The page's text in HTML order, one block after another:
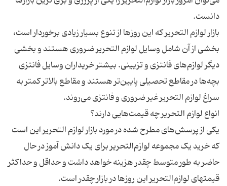
بازار لوازم التحریر که این روزها از تنوع بسیار زیادی برخوردار است،
بخشی از آن شامل وسایل لوازم التحریر ضروری هستند و بخشی
دیگر لوازم‌های فانتزی و تزیینی. بیشتر خریداران وسایل فانتزی
بچه‌ها در مقاطع تحصیلی پایین‌تر هستند و مقاطع بالاتر کمتر به
یکی از پرسش‌های مطرح شده در مورد بازار لوازم التحریر این است
که خرید یک مجموعه لوازم‌التحریر برای یک دانش آموز در حال
حاضر به طور متوسط چقدر هزینه خواهد داشت و حداقل و حداکثر